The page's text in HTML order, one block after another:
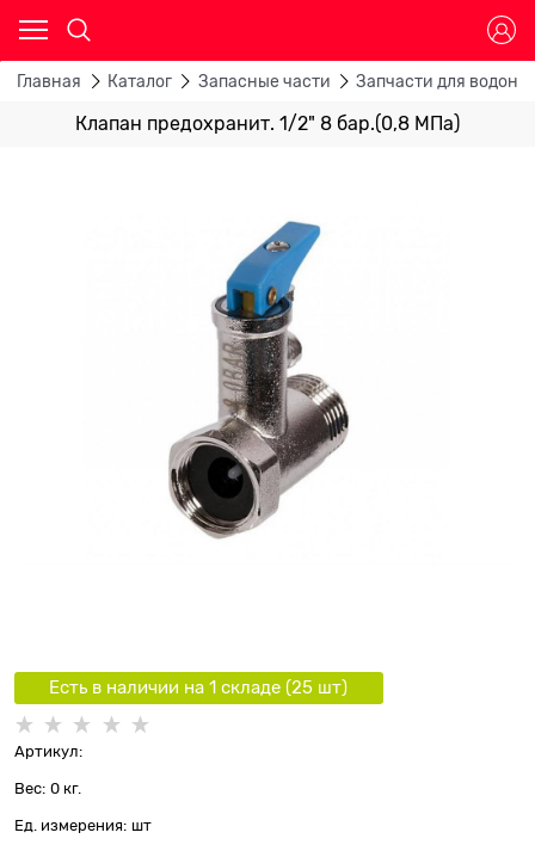
Главная Каталог Запасные части Запчасти для
Клапан предохранит. 1/2" 8 бар.(0,8 МПа)
Есть в наличии на 1 складe (25 шт)
Артикул:
Вес: 0 кг.
Ед. измерения: шт